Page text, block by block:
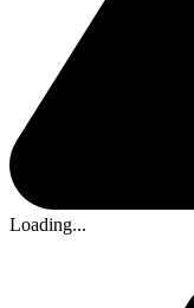
Loading...